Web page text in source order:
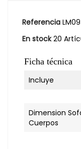
Referencia
En stock 20
Ficha técnica
Incluye
Dimension
Cuerpos